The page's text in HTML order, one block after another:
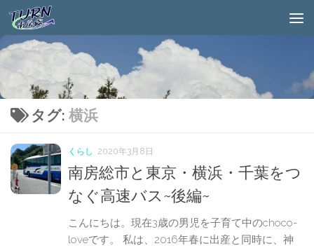
タグ: 横浜
くらし 2020年3月8日
南房総市と東京・横浜・千葉をつ
なぐ高速バス~後編~
こんにちは。現在3歳の男児を子育て中のchoco-
loveです。 私は、2016年春に出産と同時に、神